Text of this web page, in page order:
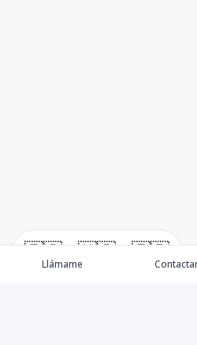
🇪🇸 🇺🇸 🇫🇷
Llámame